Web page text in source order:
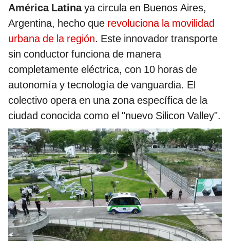
América Latinaya circula en Buenos Aires,
Argentina, hecho que revoluciona la movilidad
urbana de la región. Este innovador transporte
sin conductor funciona de manera
completamente eléctrica, con 10 horas de
autonomía y tecnología de vanguardia. El
colectivo opera en una zona específica de la
ciudad conocida como el "nuevo Silicon Valley".